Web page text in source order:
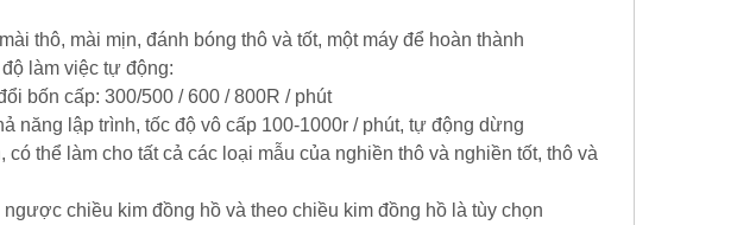
thô, mài mịn, đánh bóng thô và tốt, một máy để hoàn thành
làm việc tự động:
bốn cấp: 300/500 / 600 / 800R / phút
năng lập trình, tốc độ vô cấp 100-1000r / phút, tự động dừng
thể làm cho tất cả các loại mẫu của nghiền thô và nghiền tốt, thô và
chiều kim đồng hồ và theo chiều kim đồng hồ là tùy chọn